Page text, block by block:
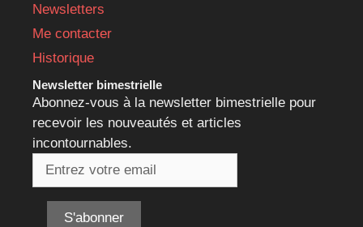
Newsletters
Me contacter
Historique
Newsletter bimestrielle
Abonnez-vous à la newsletter bimestrielle pour
recevoir les nouveautés et articles
incontournables.